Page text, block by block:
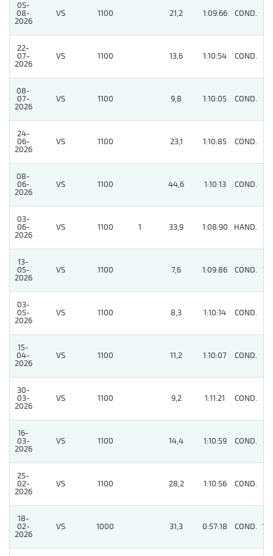
05-
08-
2026
VS 1100 21,2 1:09:66 COND.
22-
07-
2026
VS 1100 13,6 1:10:54 COND.
08-
07-
2026
VS 1100 9,8 1:10:05 COND.
24-
06-
2026
VS 1100 23,1 1:10:85 COND.
08-
06-
2026
VS 1100 44,6 1:10:13 COND.
03-
06-
2026
VS 1100 1 33,9 1:08:90 HAND. 12
13-
05-
2026
VS 1100 7,6 1:09:86 COND. 12
03-
05-
2026
VS 1100 8,3 1:10:14 COND.
15-
04-
2026
VS 1100 11,2 1:10:07 COND.
30-
03-
2026
VS 1100 9,2 1:11:21 COND.
16-
03-
2026
VS 1100 14,4 1:10:59 COND.
25-
02-
2026
VS 1100 28,2 1:10:56 COND.
18-
02-
2026
VS 1000 31,3 0:57:18 COND. 10